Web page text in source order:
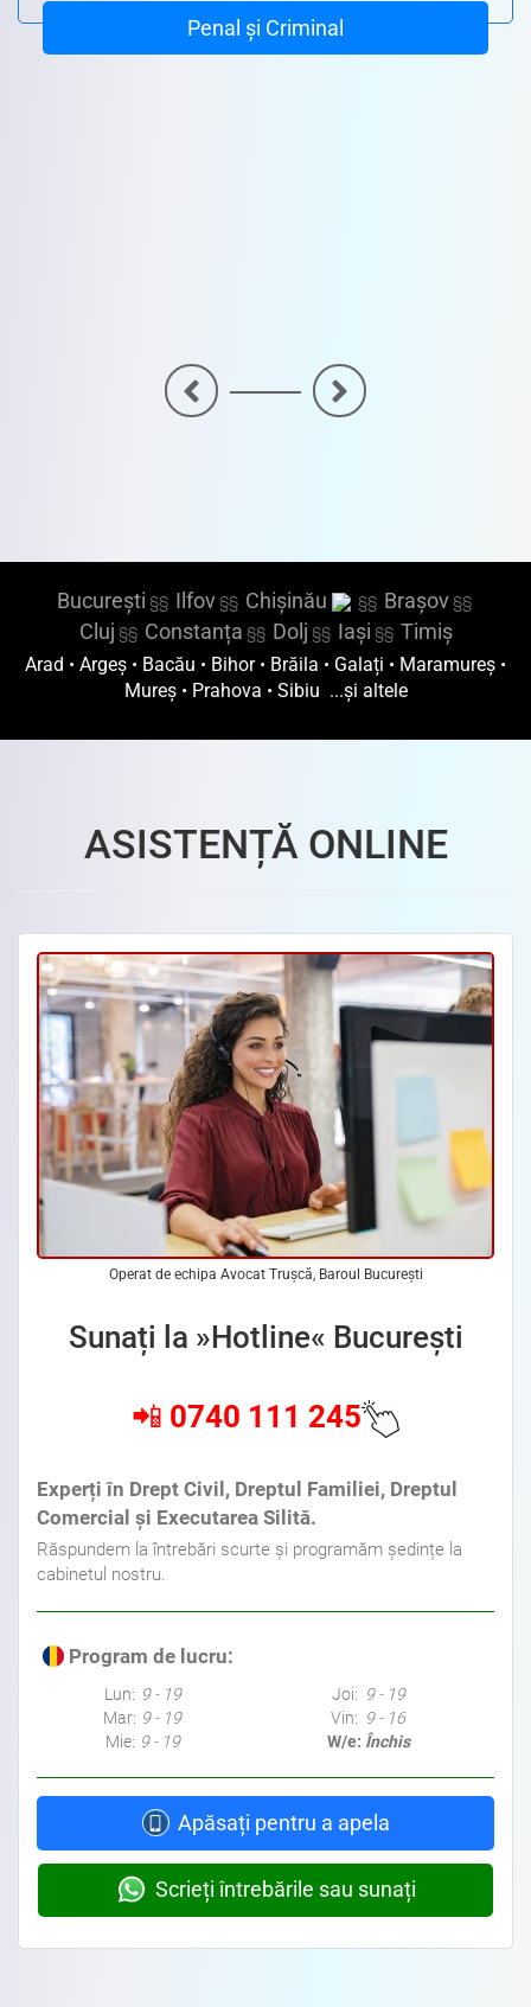
Penal și Criminal
<
București §§ Ilfov§§ Chișinău §§ Brașov§§
Cluj §§ Constanța §§ Dolj §§ Iași §§ Timiș
Arad • Argeș • Bacău • Bihor• Brăila • Galați • Maramureș •
Mureș• Prahova • Sibiu ...și altele
ASISTENȚĂ ONLINE
Operat de echipa Avocat Trușcă, Baroul București
Sunați la »Hotline« București
📲 0740 111 245
Experți în Drept Civil, Dreptul Familiei, Dreptul
Comercial și Executarea Silită.
Răspundem la întrebări scurte și programăm ședințe la
cabinetul nostru.
Program de lucru:
Lun: 9 - 19
Mar: 9 - 19
Mie: 9 - 19
Joi: 9 - 19
Vin: 9 - 16
W/e: Închis
Apăsați pentru a apela
Scrieți întrebările sau sunați